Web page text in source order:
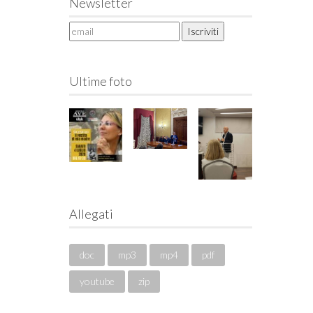
Ultime foto
Allegati
doc mp3 mp4 pdf
youtube zip